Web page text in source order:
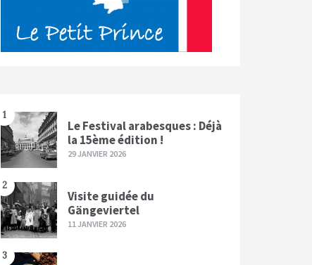
1
Le Festival arabesques : Déjà
la 15ème édition !
29 JANVIER 2026
2
Visite guidée du
Gängeviertel
11 JANVIER 2026
3